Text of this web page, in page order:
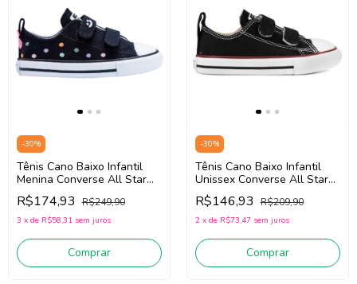
-30%
Tênis Cano Baixo Infantil
Menina Converse All Star
CK1243 (Preto) Tecido
R$174,93 R$249,90
3 x de R$58,31 sem juros
Comprar
-30%
Tênis Cano Baixo Infantil
Unissex Converse All Star
CK1041 (Preto) Tecido
R$146,93 R$209,90
2 x de R$73,47 sem juros
Comprar